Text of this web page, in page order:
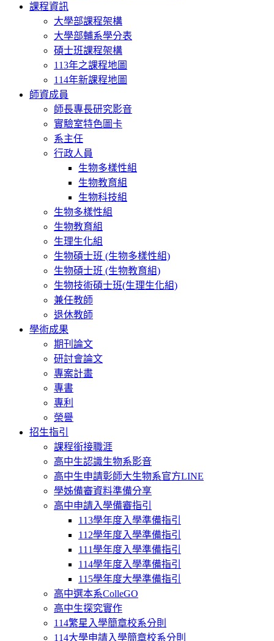
課程資訊
大學部課程架構
大學部輔系學分表
碩士班課程架構
113年之課程地圖
114年新課程地圖
師資成員
師長專長研究影音
實驗室特色圖卡
系主任
行政人員
生物多樣性組
生物教育組
生物科技組
生物多樣性組
生物教育組
生理生化組
生物碩士班 (生物多樣性組)
生物碩士班 (生物教育組)
生物技術碩士班(生理生化組)
兼任教師
退休教師
學術成果
期刊論文
研討會論文
專案計畫
專書
專利
榮譽
招生指引
課程銜接職涯
高中生認識生物系影音
高中生申請彰師大生物系官方LINE
學姊備審資料準備分享
高中申請入學備審指引
113學年度入學準備指引
112學年度入學準備指引
111學年度入學準備指引
114學年度入學準備指引
115學年度大學準備指引
高中選本系ColleGO
高中生探究實作
114繁星入學簡章校系分則
114大學申請入學簡章校系分則